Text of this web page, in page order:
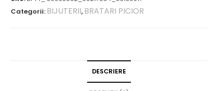
Categorii: BIJUTERII, BRATARI PICIOR
DESCRIERE